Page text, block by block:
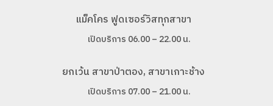
แม็คโคร ฟูดเซอร์วิสทุกสาขา
เปิดบริการ 06.00 – 22.00 น.
ยกเว้น สาขาป่าตอง, สาขาเกาะช้าง
เปิดบริการ 07.00 – 21.00 น.